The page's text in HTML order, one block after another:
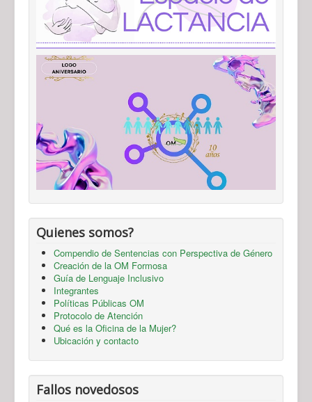
Quienes somos?
Compendio de Sentencias con Perspectiva de Género
Creación de la OM Formosa
Guía de Lenguaje Inclusivo
Integrantes
Políticas Públicas OM
Protocolo de Atención
Qué es la Oficina de la Mujer?
Ubicación y contacto
Fallos novedosos